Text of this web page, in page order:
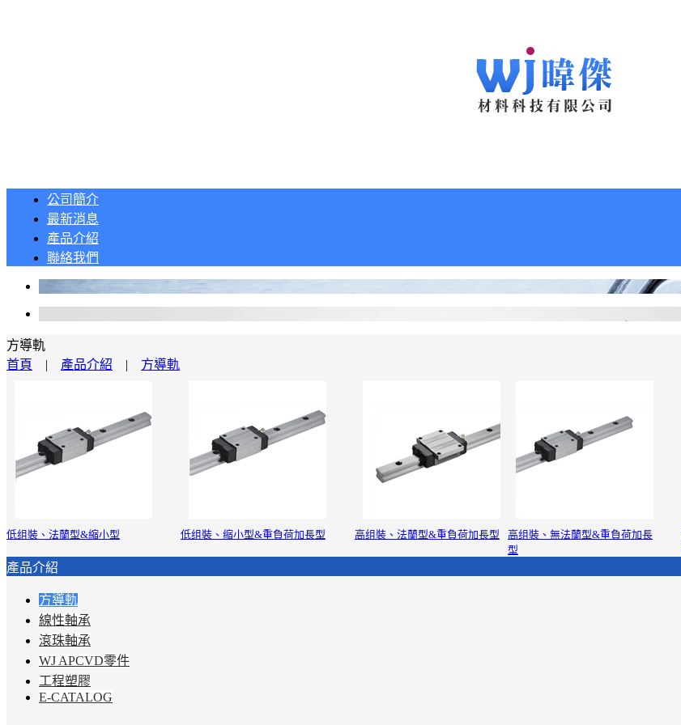
公司簡介
最新消息
產品介紹
聯絡我們
方導軌
首頁
| 產品介紹 | 方導軌
低组裝、法蘭型&縮小型 低组裝、缩小型&重負荷加長型 高组裝、法蘭型&重負荷加長型
高组裝、無法蘭型&重負荷加長
型
產品介紹
方導軌
線性軸承
滾珠軸承
WJ APCVD零件
工程塑膠
E-CATALOG